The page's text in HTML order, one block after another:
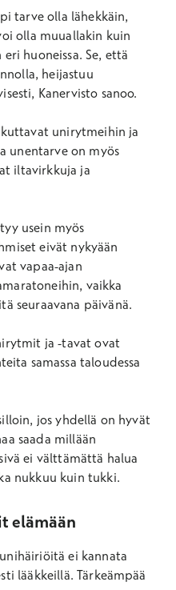
tarve olla lähekkäin,
olla muuallakin kuin
huoneissa. Se, että
heijastuu
Kanervisto sanoo.
unirytmeihin ja
unentarve on myös
iltavirkkuja ja
usein myös
eivät nykyään
vapaa-ajan
vaikka
seuraavana päivänä.
ja -tavat ovat
samassa taloudessa
jos yhdellä on hyvät
saada millään
ei välttämättä halua
nukkuu kuin tukki.
elämään
ei kannata
lääkkeillä. Tärkeämpää